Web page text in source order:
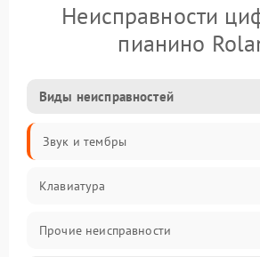
Неисправности
пианино
Виды неисправностей
Звук и тембры
Клавиатура
Прочие неисправности